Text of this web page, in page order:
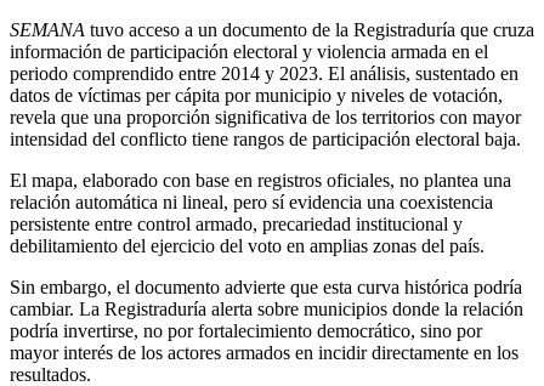
SEMANA tuvo acceso a un documento de la Registraduría que cruza
información de participación electoral y violencia armada en el
periodo comprendido entre 2014 y 2023. El análisis, sustentado en
datos de víctimas per cápita por municipio y niveles de votación,
revela que una proporción significativa de los territorios con mayor
intensidad del conflicto tiene rangos de participación electoral baja.
El mapa, elaborado con base en registros oficiales, no plantea una
relación automática ni lineal, pero sí evidencia una coexistencia
persistente entre control armado, precariedad institucional y
debilitamiento del ejercicio del voto en amplias zonas del país.
Sin embargo, el documento advierte que esta curva histórica podría
cambiar. La Registraduría alerta sobre municipios donde la relación
podría invertirse, no por fortalecimiento democrático, sino por
mayor interés de los actores armados en incidir directamente en los
resultados.